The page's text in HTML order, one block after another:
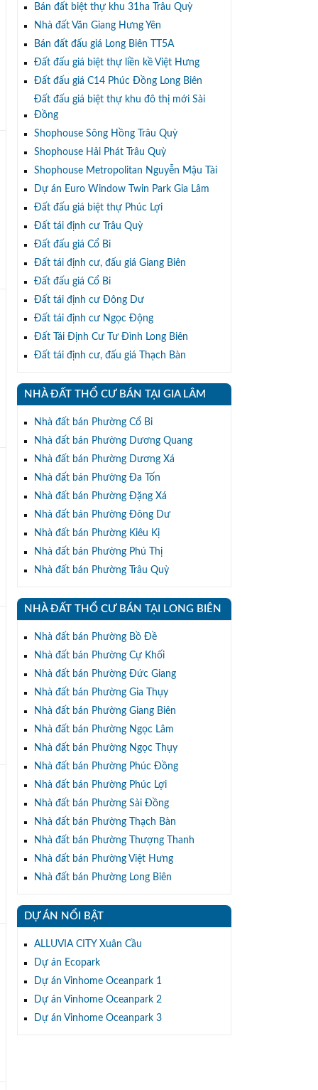
Bán đất biệt thự khu 31ha Trâu Quỳ
Nhà đất Văn Giang Hưng Yên
Bán đất đấu giá Long Biên TT5A
Đất đấu giá biệt thự liền kề Việt Hưng
Đất đấu giá C14 Phúc Đồng Long Biên
Đất đấu giá biệt thự khu đô thị mới Sài
Đồng
Shophouse Sông Hồng Trâu Quỳ
Shophouse Hải Phát Trâu Quỳ
Shophouse Metropolitan Nguyễn Mậu Tài
Dự án Euro Window Twin Park Gia Lâm
Đất đấu giá biệt thự Phúc Lợi
Đất tái định cư Trâu Quỳ
Đất đấu giá Cổ Bi
Đất tái định cư, đấu giá Giang Biên
Đất đấu giá Cổ Bi
Đất tái định cư Đông Dư
Đất tái định cư Ngọc Động
Đất Tái Định Cư Tư Đình Long Biên
Đất tái định cư, đấu giá Thạch Bàn
NHÀ ĐẤT THỔ CƯ BÁN TẠI GIA LÂM
Nhà đất bán Phường Cổ Bi
Nhà đất bán Phường Dương Quang
Nhà đất bán Phường Dương Xá
Nhà đất bán Phường Đa Tốn
Nhà đất bán Phường Đặng Xá
Nhà đất bán Phường Đông Dư
Nhà đất bán Phường Kiêu Kị
Nhà đất bán Phường Phú Thị
Nhà đất bán Phường Trâu Quỳ
NHÀ ĐẤT THỔ CƯ BÁN TẠI LONG BIÊN
Nhà đất bán Phường Bồ Đề
Nhà đất bán Phường Cự Khối
Nhà đất bán Phường Đức Giang
Nhà đất bán Phường Gia Thụy
Nhà đất bán Phường Giang Biên
Nhà đất bán Phường Ngọc Lâm
Nhà đất bán Phường Ngọc Thụy
Nhà đất bán Phường Phúc Đồng
Nhà đất bán Phường Phúc Lợi
Nhà đất bán Phường Sài Đồng
Nhà đất bán Phường Thạch Bàn
Nhà đất bán Phường Thượng Thanh
Nhà đất bán Phường Việt Hưng
Nhà đất bán Phường Long Biên
DỰ ÁN NỔI BẬT
ALLUVIA CITY Xuân Cầu
Dự án Ecopark
Dự án Vinhome Oceanpark 1
Dự án Vinhome Oceanpark 2
Dự án Vinhome Oceanpark 3